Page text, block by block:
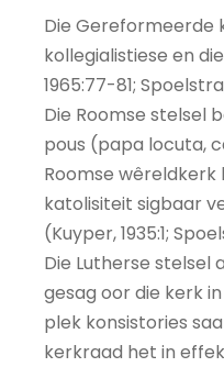
Die Gereformeerde
kollegialistiese en
1965:77-81;
Die Roomse stelsel
pous (papa locuta,
Roomse
katolisiteit sigbaar
(Kuyper, 1935:1;
Die Lutherse stelsel
gesag oor die kerk
plek konsistories
kerkraad het in